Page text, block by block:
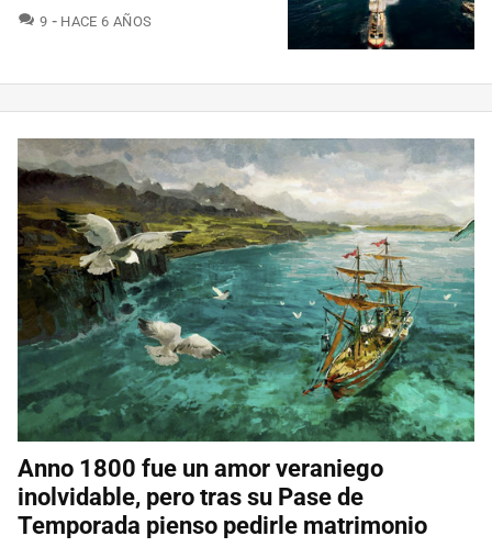
9 COMENTARIOS
HACE 6 AÑOS
Anno 1800 fue un amor veraniego
inolvidable, pero tras su Pase de
Temporada pienso pedirle matrimonio